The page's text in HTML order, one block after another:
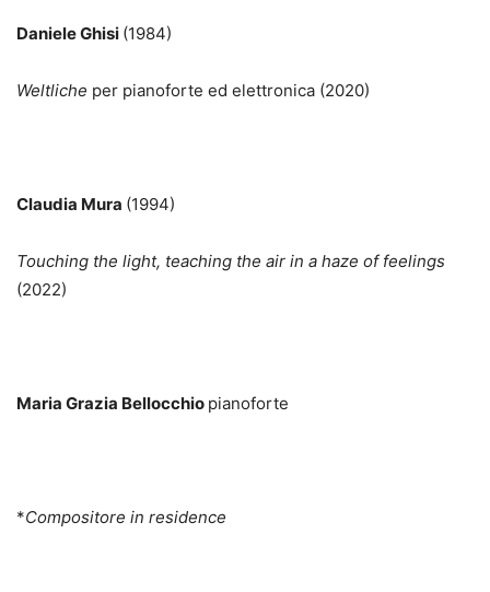
Daniele Ghisi (1984)
Weltliche per pianoforte ed elettronica (2020)
Claudia Mura (1994)
Touching the light, teaching the air in a haze of feelings
(2022)
Maria Grazia Bellocchio pianoforte
*Compositore in residence